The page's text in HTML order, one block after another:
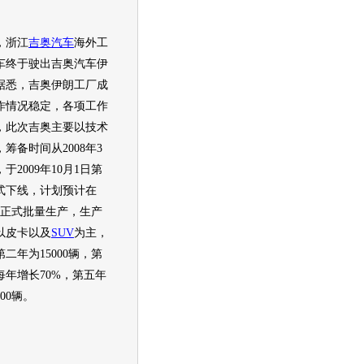
江吉奥汽车海外工
终于驶出吉奥汽车伊
悉， 吉奥伊朗工厂成
情况稳定，各项工作
此次吉奥主要以技术
筹备时间从2008年3
于2009年10月1日第
下线，计划预计在
式批量生产，生产
皮卡以及 SUV为主，
二年为15000辆，第
年增长70%，第五年
辆。